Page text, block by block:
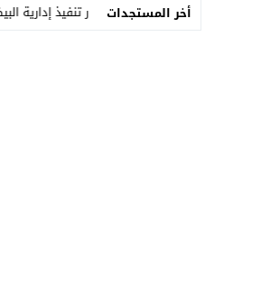
أخر المستجدات
سطات بمقاضاة مأمور تنفيذ إدارية البيضاء؟ 20:17